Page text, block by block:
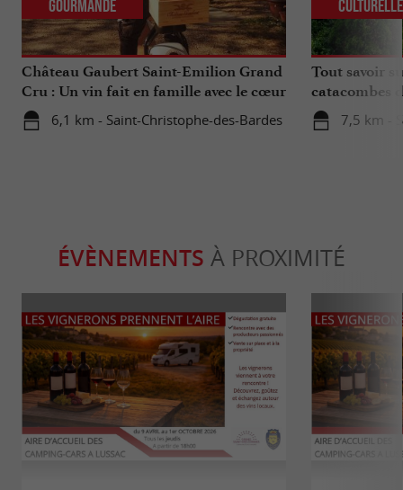
Château Gaubert Saint-Emilion Grand
Cru : Un vin fait en famille avec le cœur
6,1 km - Saint-Christophe-des-Bardes
Gourmande
Tout savoir
catacombes
7,5 km -
Culturelle
ÉVÈNEMENTS À PROXIMITÉ